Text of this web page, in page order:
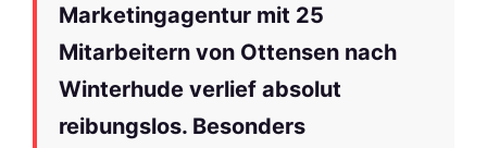
Marketingagentur mit 25
Mitarbeitern von Ottensen nach
Winterhude verlief absolut
reibungslos. Besonders